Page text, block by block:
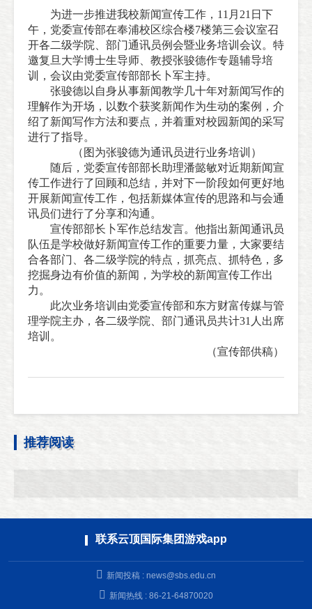
为进一步推进我校新闻宣传工作，11月21日下
午，党委宣传部在奉浦校区综合楼7楼第三会议室召
开各二级学院、部门通讯员例会暨业务培训会议。特
邀复旦大学博士生导师、教授张骏德作专题辅导培
训，会议由党委宣传部部长卜军主持。
张骏德以自身从事新闻教学几十年对新闻写作的
理解作为开场，以数个获奖新闻作为生动的案例，介
绍了新闻写作方法和要点，并着重对校园新闻的采写
进行了指导。
（ 图 为张骏德为通讯员进行业务培训 ）
随后，党委宣传部部长助理潘懿敏对近期新闻宣
传工作进行了回顾和总结，并对下一阶段如何更好地
开展新闻宣传工作，包括新媒体宣传的思路和与会通
讯员们进行了分享和沟通。
宣传部部长卜军作总结发言。他指出新闻通讯员
队伍是学校做好新闻宣传工作的重要力量，大家要结
合各部门、各二级学院的特点，抓亮点、抓特色，多
挖掘身边有价值的新闻，为学校的新闻宣传工作出
力。
此次业务培训由党委宣传部和东方财富传媒与管
理学院主办，各二级学院、部门通讯员共计31人出席
培训。
（宣传部供稿）
推荐阅读
联系云顶国际集团游戏app
新闻投稿 : news@sbs.edu.cn
新闻热线 : 86-21-64870020